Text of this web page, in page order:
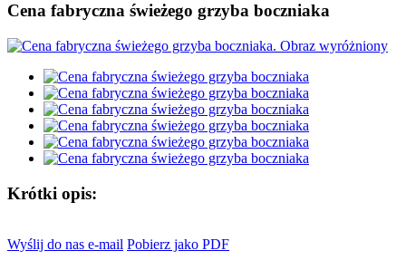
Cena fabryczna świeżego grzyba boczniaka
Krótki opis:
Wyślij do nas e-mail Pobierz jako PDF